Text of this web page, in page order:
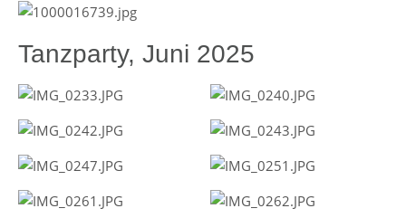
Tanzparty, Juni 2025